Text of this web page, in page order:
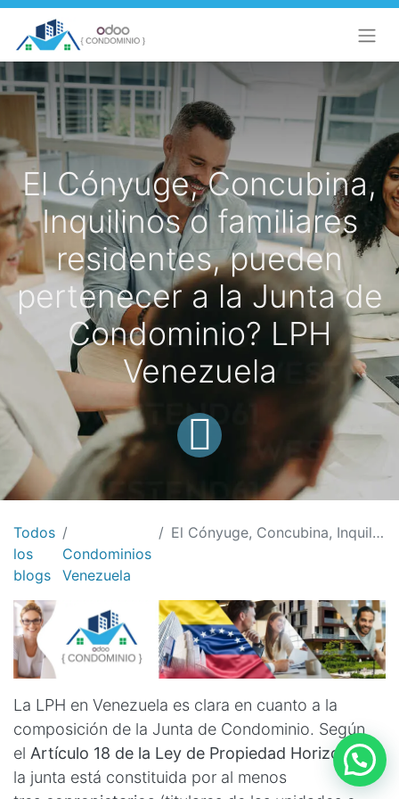
El Cónyuge, Concubina,
Inquilinos o familiares
residentes, pueden
pertenecer a la Junta de
Condominio? LPH
Venezuela
Todos
los
blogs
Condominios
Venezuela
El Cónyuge, Concubina, Inquilinos o familiares residentes, pueden pertenecer a la Junta de Condominio? LPH Venezuela
La LPH en Venezuela es clara en cuanto a la
composición de la Junta de Condominio. Según
el Artículo 18 de la Ley de Propiedad Horizontal,
la junta está constituida por al menos